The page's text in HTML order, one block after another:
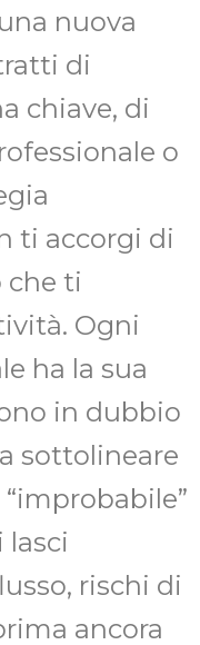
nuova
di
chiave, di
o
ti accorgi di
che ti
Ogni
ha la sua
in dubbio
sottolineare
lasci
rischi di
ancora